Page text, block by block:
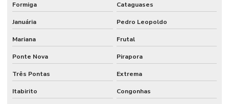
Formiga Cataguases
Januária Pedro Leopoldo
Mariana Frutal
Ponte Nova Pirapora
Três Pontas Extrema
Itabirito Congonhas